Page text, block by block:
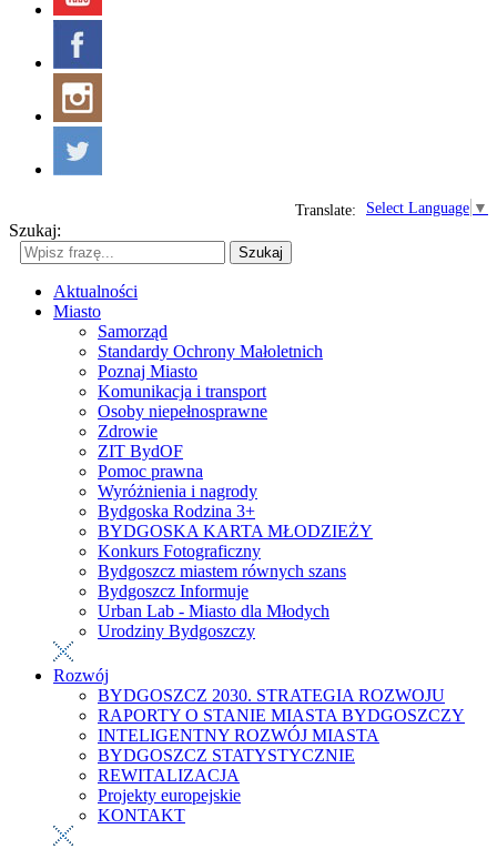
Select Language ▼
Translate:
Szukaj:
Szukaj
Aktualności
Miasto
Samorząd
Standardy Ochrony Małoletnich
Poznaj Miasto
Komunikacja i transport
Osoby niepełnosprawne
Zdrowie
ZIT BydOF
Pomoc prawna
Wyróżnienia i nagrody
Bydgoska Rodzina 3+
BYDGOSKA KARTA MŁODZIEŻY
Konkurs Fotograficzny
Bydgoszcz miastem równych szans
Bydgoszcz Informuje
Urban Lab - Miasto dla Młodych
Urodziny Bydgoszczy
Rozwój
BYDGOSZCZ 2030. STRATEGIA ROZWOJU
RAPORTY O STANIE MIASTA BYDGOSZCZY
INTELIGENTNY ROZWÓJ MIASTA
BYDGOSZCZ STATYSTYCZNIE
REWITALIZACJA
Projekty europejskie
KONTAKT